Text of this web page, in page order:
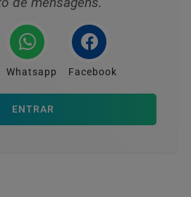
Whatsapp Facebook
ENTRAR